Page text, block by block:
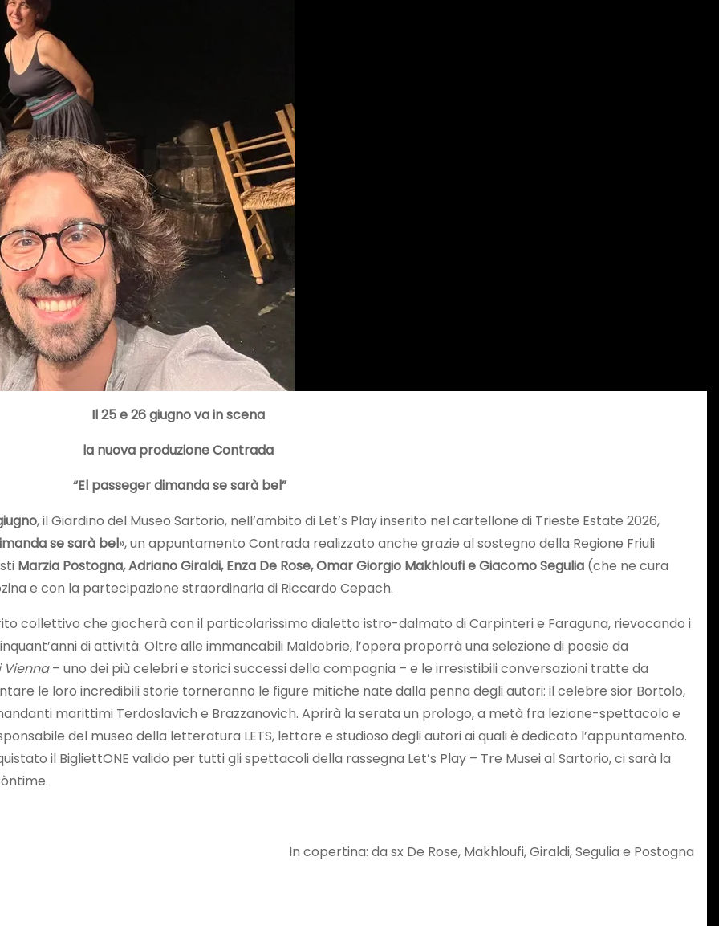
Il 25 e 26 giugno va in scena
la nuova produzione Contrada
“El passeger dimanda se sarà bel”
, il Giardino del Museo Sartorio, nell’ambito di Let’s Play inserito nel cartellone di Trieste Estate 2026,
se sarà bel», un appuntamento Contrada realizzato anche grazie al sostegno della Regione Friuli
Marzia Postogna, Adriano Giraldi, Enza De Rose, Omar Giorgio Makhloufi e Giacomo Segulia (che ne cura
e con la partecipazione straordinaria di Riccardo Cepach.
collettivo che giocherà con il particolarissimo dialetto istro-dalmato di Carpinteri e Faraguna, rievocando i
di attività. Oltre alle immancabili Maldobrie, l’opera proporrà una selezione di poesie da
Vienna– uno dei più celebri e storici successi della compagnia – e le irresistibili conversazioni tratte da
le loro incredibili storie torneranno le figure mitiche nate dalla penna degli autori: il celebre sior Bortolo,
marittimi Terdoslavich e Brazzanovich. Aprirà la serata un prologo, a metà fra lezione-spettacolo e
del museo della letteratura LETS, lettore e studioso degli autori ai quali è dedicato l’appuntamento.
il BigliettONE valido per tutti gli spettacoli della rassegna Let’s Play – Tre Musei al Sartorio, ci sarà la
In copertina: da sx De Rose, Makhloufi, Giraldi, Segulia e Postogna